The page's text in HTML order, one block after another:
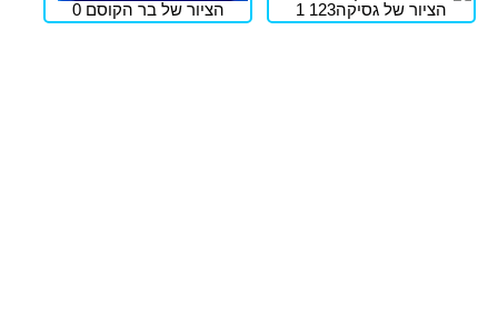
הציור של גסיקה123 1 הציור של בר הקוסם 0